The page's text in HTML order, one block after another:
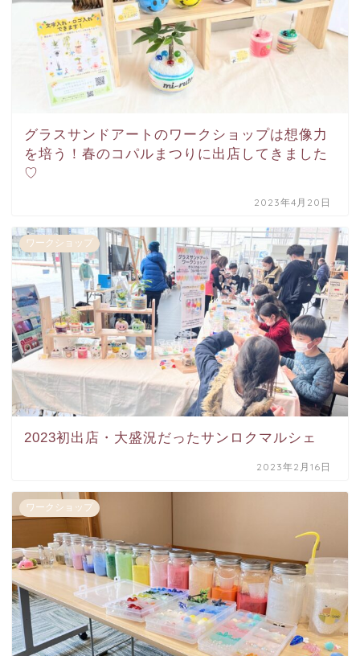
グラスサンドアートのワークショップは想像力
を培う！春のコパルまつりに出店してきました
♡
2023年4月20日
ワークショップ
2023初出店・大盛況だったサンロクマルシェ
2023年2月16日
ワークショップ